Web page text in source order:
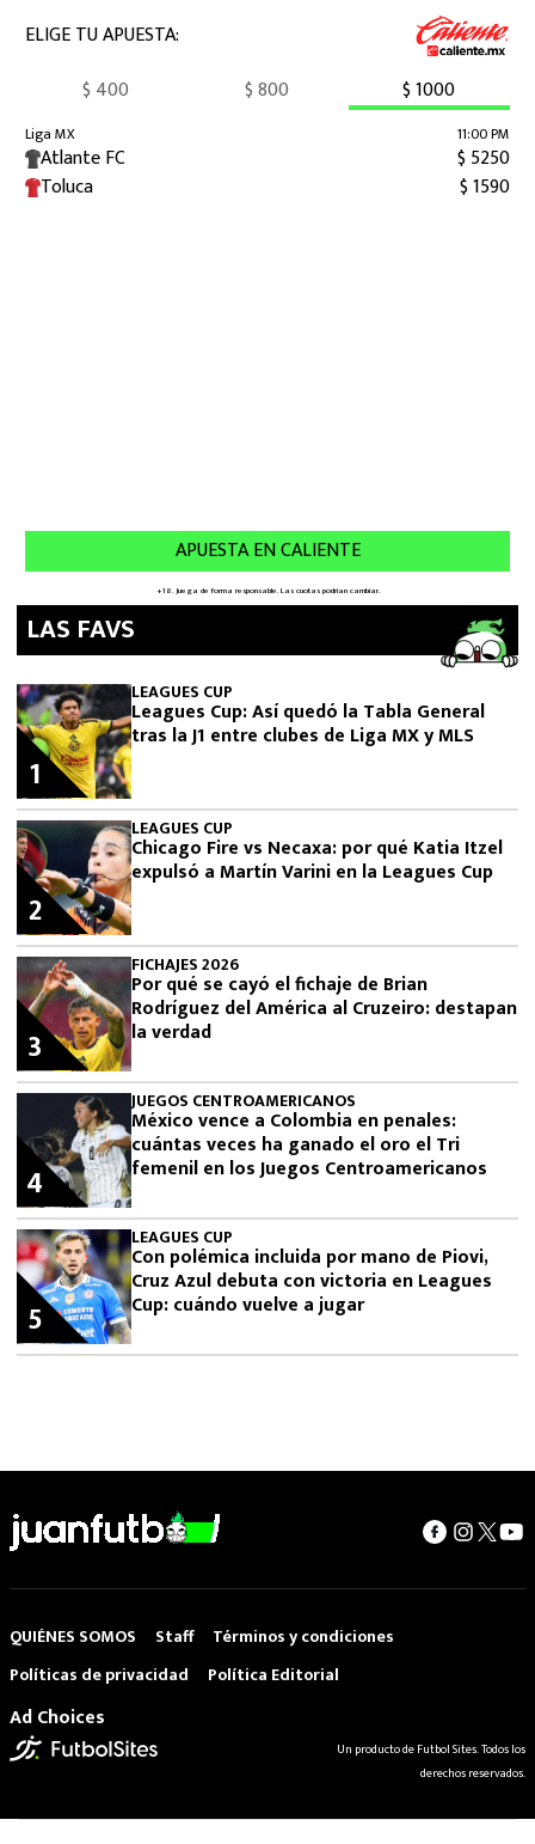
LAS FAVS
LEAGUES CUP
Leagues Cup: Así quedó la Tabla General
tras la J1 entre clubes de Liga MX y MLS
1
LEAGUES CUP
Chicago Fire vs Necaxa: por qué Katia Itzel
expulsó a Martín Varini en la Leagues Cup
2
FICHAJES 2026
Por qué se cayó el fichaje de Brian
Rodríguez del América al Cruzeiro: destapan
la verdad
3
JUEGOS CENTROAMERICANOS
México vence a Colombia en penales:
cuántas veces ha ganado el oro el Tri
femenil en los Juegos Centroamericanos
4
LEAGUES CUP
Con polémica incluida por mano de Piovi,
Cruz Azul debuta con victoria en Leagues
Cup: cuándo vuelve a jugar
5
QUIÉNES SOMOS Staff
Términos y condiciones
Políticas de privacidad
Política Editorial
Ad Choices
Un producto de Futbol Sites. Todos los
derechos reservados.